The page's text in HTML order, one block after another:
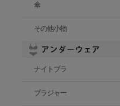
傘
その他小物
ナイトブラ
ブラジャー